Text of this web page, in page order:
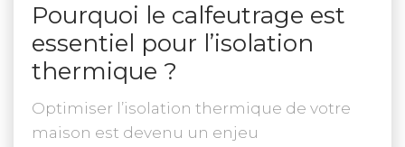
Pourquoi le calfeutrage est
essentiel pour l’isolation
thermique ?
Optimiser l’isolation thermique de votre
maison est devenu un enjeu